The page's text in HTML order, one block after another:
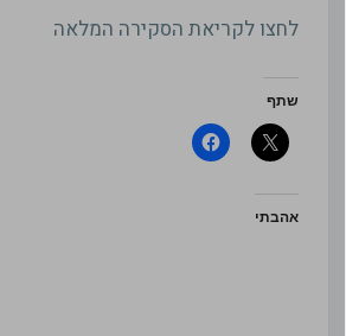
לחצו לקריאת הסקירה המלאה
שתף
אהבתי